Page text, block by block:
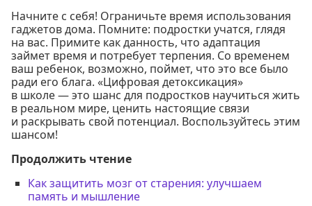
Начните с себя! Ограничьте время использования
гаджетов дома. Помните: подростки учатся, глядя
на вас. Примите как данность, что адаптация
займет время и потребует терпения. Со временем
ваш ребенок, возможно, поймет, что это все было
ради его блага. «Цифровая детоксикация»
в школе — это шанс для подростков научиться жить
в реальном мире, ценить настоящие связи
и раскрывать свой потенциал. Воспользуйтесь этим
шансом!
Продолжить чтение
Как защитить мозг от старения: улучшаем
память и мышление